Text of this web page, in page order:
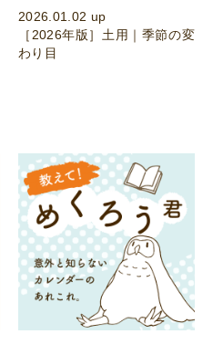
2026.01.02 up
［2026年版］土用｜季節の変
わり目